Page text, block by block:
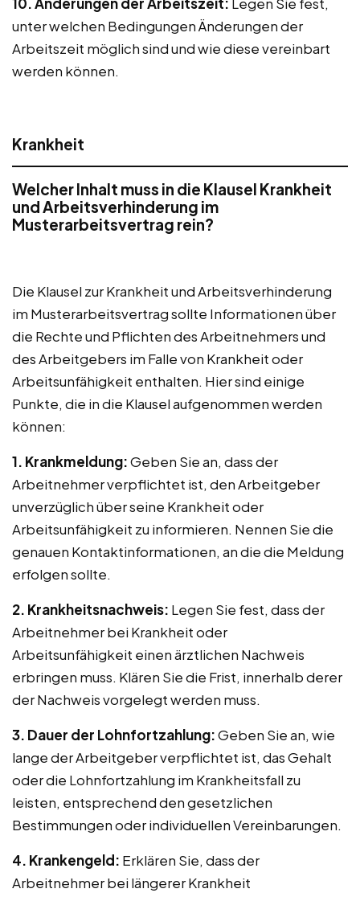
unter welchen Bedingungen Änderungen der
Arbeitszeit möglich sind und wie diese vereinbart
werden können.
Krankheit
Welcher Inhalt muss in die Klausel Krankheit
und Arbeitsverhinderung im
Musterarbeitsvertrag rein?
Die Klausel zur Krankheit und Arbeitsverhinderung
im Musterarbeitsvertrag sollte Informationen über
die Rechte und Pflichten des Arbeitnehmers und
des Arbeitgebers im Falle von Krankheit oder
Arbeitsunfähigkeit enthalten. Hier sind einige
Punkte, die in die Klausel aufgenommen werden
können:
1. Krankmeldung:Geben Sie an, dass der
Arbeitnehmer verpflichtet ist, den Arbeitgeber
unverzüglich über seine Krankheit oder
Arbeitsunfähigkeit zu informieren. Nennen Sie die
genauen Kontaktinformationen, an die die Meldung
erfolgen sollte.
2. Krankheitsnachweis: Legen Sie fest, dass der
Arbeitnehmer bei Krankheit oder
Arbeitsunfähigkeit einen ärztlichen Nachweis
erbringen muss. Klären Sie die Frist, innerhalb derer
der Nachweis vorgelegt werden muss.
3. Dauer der Lohnfortzahlung:Geben Sie an, wie
lange der Arbeitgeber verpflichtet ist, das Gehalt
oder die Lohnfortzahlung im Krankheitsfall zu
leisten, entsprechend den gesetzlichen
Bestimmungen oder individuellen Vereinbarungen.
4. Krankengeld: Erklären Sie, dass der
Arbeitnehmer bei längerer Krankheit